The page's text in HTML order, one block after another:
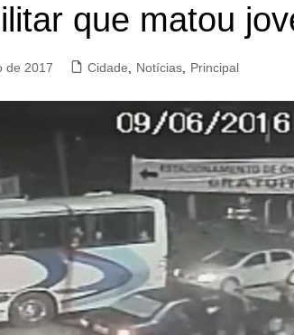
Yashinishique matou
de 2017 Cidade, Notícias, Principal